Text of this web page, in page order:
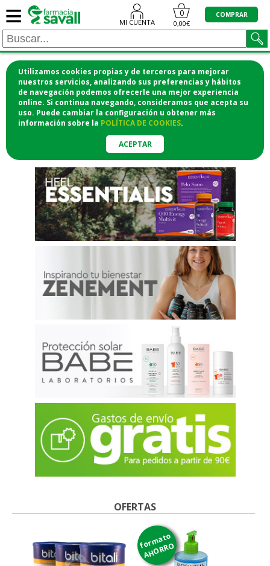
Utilizamos cookies propias y de terceros para mejorar
nuestros servicios, analizando sus preferencias y hábitos
de navegación podemos ofrecerle una mejor experiencia
online. Si continua navegando, consideramos que acepta su
uso. Puede cambiar la configuración u obtener más
información sobre la POLÍTICA DE COOKIES.
ACEPTAR
≡ MI CUENTA
0
0,00€
COMPRAR
¡COMPRA CÓMODAMENTE
DESDE CASA Y RECOGE EN LA
FARMACIA!o si lo prefieres te lo mandamos
a casa
OFERTAS
formato
AHORRO